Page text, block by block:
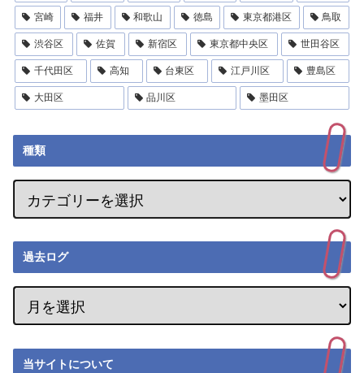
宮崎 福井 和歌山 徳島 東京都港区 鳥取
渋谷区 佐賀 新宿区 東京都中央区 世田谷区
千代田区 高知 台東区 江戸川区 豊島区
大田区 品川区 墨田区
種類
過去ログ
当サイトについて